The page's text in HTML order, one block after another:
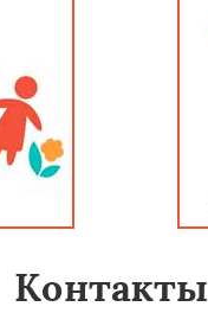
Контакты